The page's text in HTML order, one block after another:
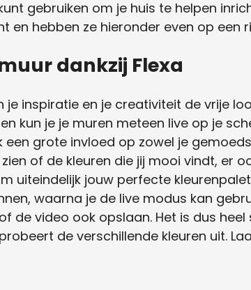
gebruiken om je huis te helpen
en hebben ze hieronder even op een
dankzij Flexa
je inspiratie en je creativiteit de vrije
kun je je muren meteen live op je
een grote invloed op zowel je
of de kleuren die jij mooi vindt, er
uiteindelijk jouw perfecte
waarna je de live modus kan
de video ook opslaan. Het is dus heel
de verschillende kleuren uit.